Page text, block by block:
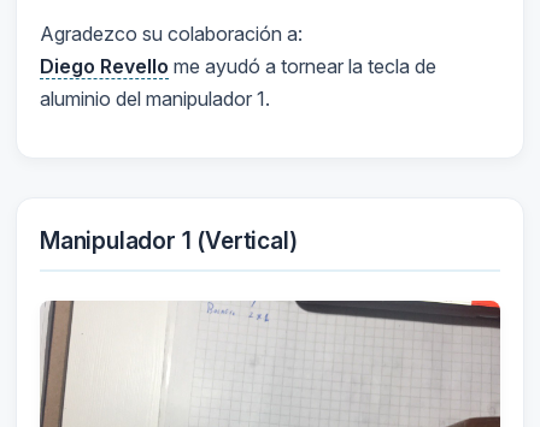
Agradezco su colaboración a:
Diego Revello me ayudó a tornear la tecla de
aluminio del manipulador 1.
Manipulador 1 (Vertical)